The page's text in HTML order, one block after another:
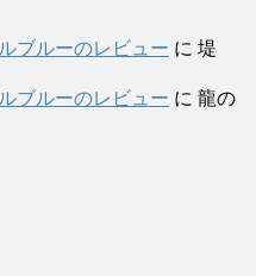
ブルーのレビュー に 堤
ブルーのレビュー に 龍の